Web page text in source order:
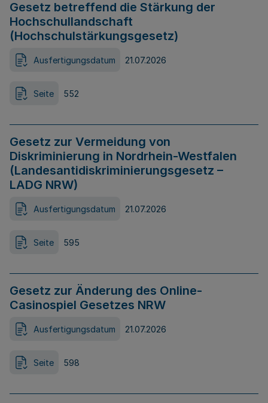
Gesetz betreffend die Stärkung der
Hochschullandschaft
(Hochschulstärkungsgesetz)
Ausfertigungsdatum 21.07.2026
Seite 552
Gesetz zur Vermeidung von
Diskriminierung in Nordrhein-Westfalen
(Landesantidiskriminierungsgesetz –
LADG NRW)
Ausfertigungsdatum 21.07.2026
Seite 595
Gesetz zur Änderung des Online-
Casinospiel Gesetzes NRW
Ausfertigungsdatum 21.07.2026
Seite 598